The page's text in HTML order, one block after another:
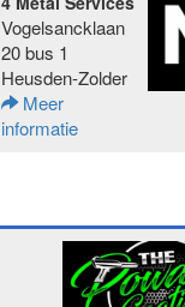
Vogelsancklaan
20 bus 1
Heusden-Zolder
Meer
informatie